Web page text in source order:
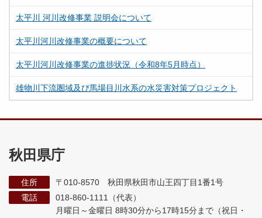
太平川 河川改修事業 説明会について
太平川河川改修事業の概要について
太平川河川改修事業の進捗状況（令和8年5月時点）
雄物川下流圏域及び馬場目川水系の水災害対策プロジェクト
秋田県庁
住所
〒010-8570 秋田県秋田市山王四丁目1番1号
電話
018-860-1111（代表）
月曜日～金曜日 8時30分から17時15分まで （祝日・